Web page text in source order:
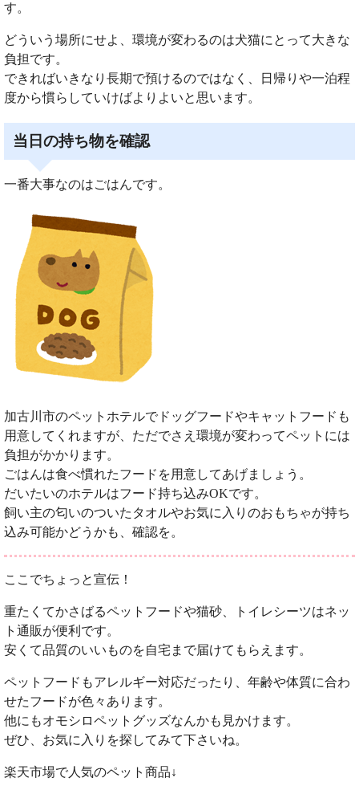
す。
どういう場所にせよ、環境が変わるのは犬猫にとって大きな
負担です。
できればいきなり長期で預けるのではなく、日帰りや一泊程
度から慣らしていけばよりよいと思います。
当日の持ち物を確認
一番大事なのはごはんです。
加古川市のペットホテルでドッグフードやキャットフードも
用意してくれますが、ただでさえ環境が変わってペットには
負担がかかります。
ごはんは食べ慣れたフードを用意してあげましょう。
だいたいのホテルはフード持ち込みOKです。
飼い主の匂いのついたタオルやお気に入りのおもちゃが持ち
込み可能かどうかも、確認を。
ここでちょっと宣伝！
重たくてかさばるペットフードや猫砂、トイレシーツはネッ
ト通販が便利です。
安くて品質のいいものを自宅まで届けてもらえます。
ペットフードもアレルギー対応だったり、年齢や体質に合わ
せたフードが色々あります。
他にもオモシロペットグッズなんかも見かけます。
ぜひ、お気に入りを探してみて下さいね。
楽天市場で人気のペット商品↓